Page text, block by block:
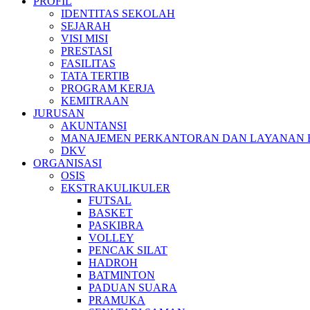
IDENTITAS SEKOLAH
SEJARAH
VISI MISI
PRESTASI
FASILITAS
TATA TERTIB
PROGRAM KERJA
KEMITRAAN
JURUSAN
AKUNTANSI
MANAJEMEN PERKANTORAN DAN LAYANAN
DKV
ORGANISASI
OSIS
EKSTRAKULIKULER
FUTSAL
BASKET
PASKIBRA
VOLLEY
PENCAK SILAT
HADROH
BATMINTON
PADUAN SUARA
PRAMUKA